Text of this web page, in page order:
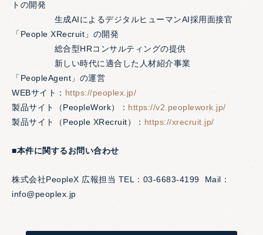
トの開発
生成AIによるデジタルヒューマンAI採用面接官
「People XRecruit」の開発
総合型HRコンサルティングの提供
新しい時代に適合した人材紹介事業
「PeopleAgent」の運営
WEBサイト： https://peoplex.jp/
製品サイト（PeopleWork）： https://v2.peoplework.jp/
製品サイト（People XRecruit）： https://xrecruit.jp/
■本件に関するお問い合わせ
株式会社PeopleX 広報担当 TEL：03-6683-4199 Mail：
info@peoplex.jp